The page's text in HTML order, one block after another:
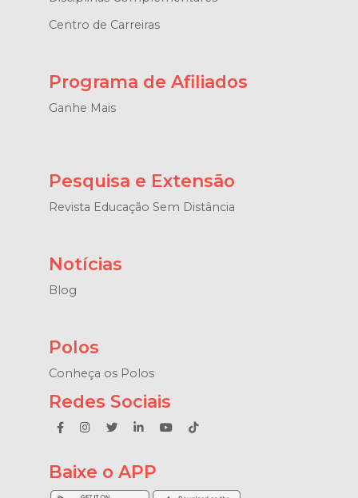
Centro de Carreiras
Programa de Afiliados
Ganhe Mais
Pesquisa e Extensão
Revista Educação Sem Distância
Notícias
Blog
Polos
Conheça os Polos
Redes Sociais
Baixe o APP